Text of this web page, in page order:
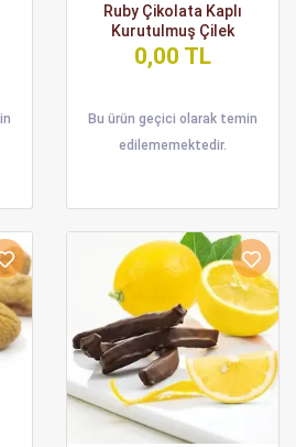
Ruby Çikolata Kaplı
Kurutulmuş Çilek
0,00 TL
Bu ürün geçici olarak temin
edilememektedir.